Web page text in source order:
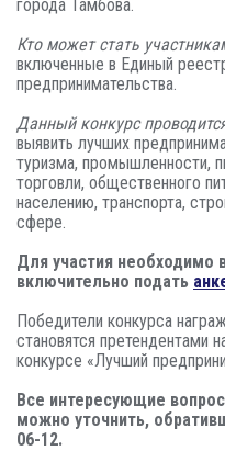
города Тамбова.
Кто может стать
включенные в Единый
предпринимательства.
Данный конкурс
выявить лучших
туризма, промышленности,
торговли, общественного
населению, транспорта,
сфере.
Для участия необходимо
включительно подать
Победители конкурса
становятся претендентами
конкурсе «Лучший
Все интересующие
можно уточнить,
06-12.